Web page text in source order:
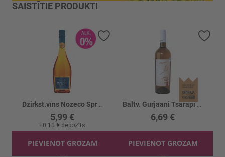
SAISTĪTIE PRODUKTI
5,99 €
+0,10 € depozīts
PIEVIENOT GROZAM
Baltv. Gurjaani Tsarapi Amber 13.5%
6,69 €
PIEVIENOT GROZAM